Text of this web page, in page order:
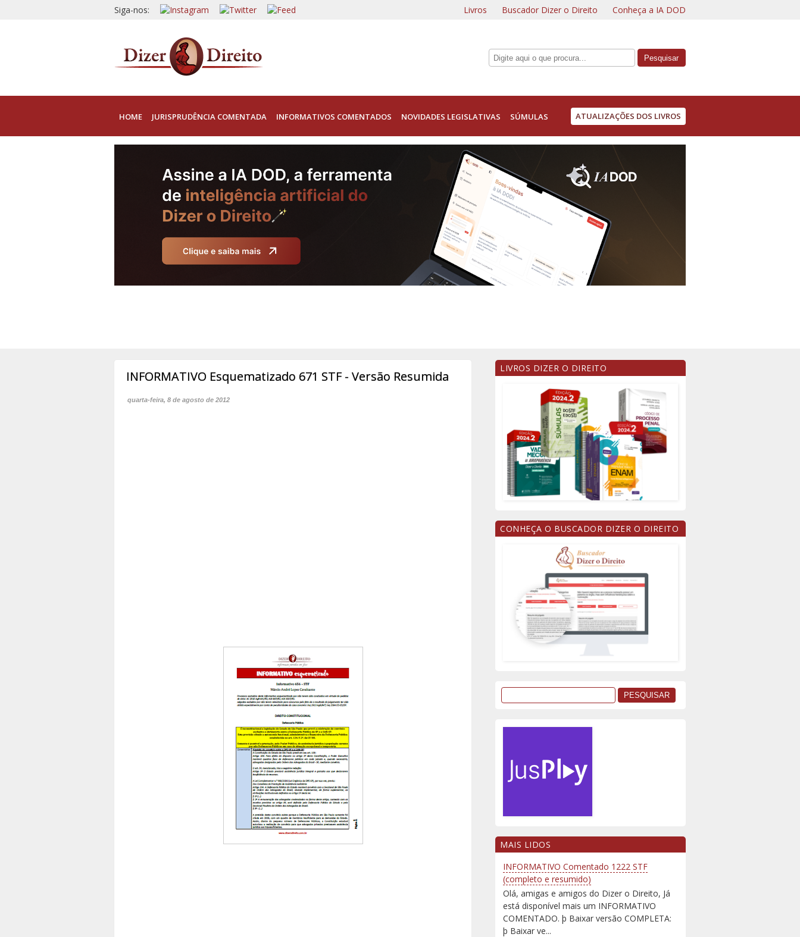
Siga-nos: Livros Buscador Dizer o Direito Conheça a IA DOD
HOME JURISPRUDÊNCIA COMENTADA INFORMATIVOS COMENTADOS NOVIDADES LEGISLATIVAS SÚMULAS ATUALIZAÇÕES DOS LIVROS
INFORMATIVO Esquematizado 671 STF - Versão Resumida
quarta-feira, 8 de agosto de 2012
LIVROS DIZER O DIREITO
CONHEÇA O BUSCADOR DIZER O DIREITO
MAIS LIDOS
INFORMATIVO Comentado 1222 STF
(completo e resumido)
Olá, amigas e amigos do Dizer o Direito, Já
está disponível mais um INFORMATIVO
COMENTADO. þ Baixar versão COMPLETA:
þ Baixar ve...